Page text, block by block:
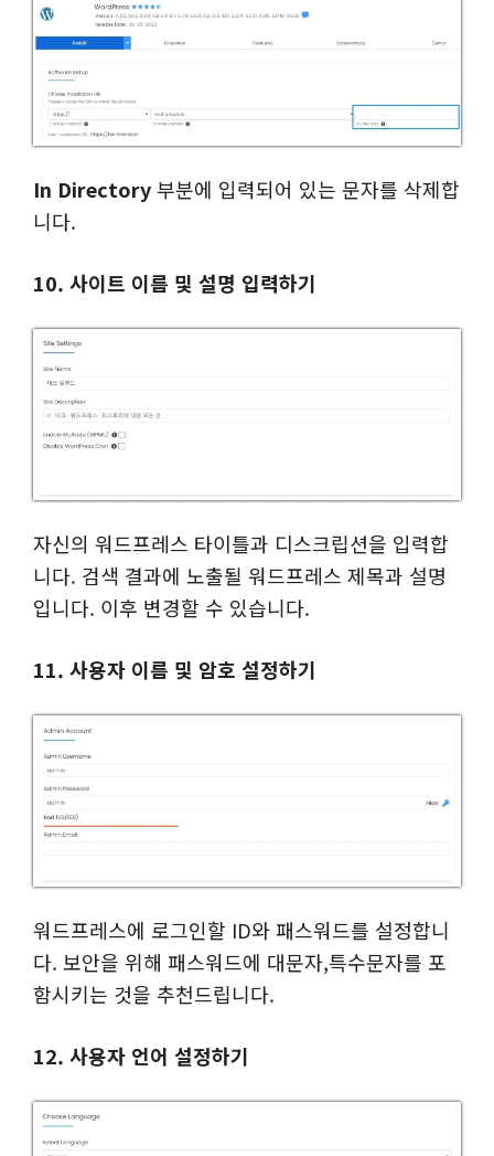
In Directory 부분에 입력되어 있는 문자를 삭제합
니다.
10. 사이트 이름 및 설명 입력하기
자신의 워드프레스 타이틀과 디스크립션을 입력합
니다. 검색 결과에 노출될 워드프레스 제목과 설명
입니다. 이후 변경할 수 있습니다.
11. 사용자 이름 및 암호 설정하기
워드프레스에 로그인할 ID와 패스워드를 설정합니
다. 보안을 위해 패스워드에 대문자,특수문자를 포
함시키는 것을 추천드립니다.
12. 사용자 언어 설정하기